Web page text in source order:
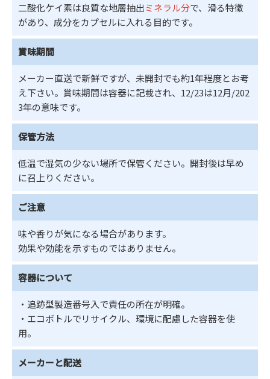
二酸化ケイ素は良質な地層抽出ミネラル分で、滑る特徴
があり、成分をカプセルに入れる目的です。
賞味期間
メーカー直送で新鮮ですが、未開封でも約1年程度とお考
え下さい。賞味期間は容器に記載され、12/23は12月/202
3年の意味です。
保管方法
低温で湿気の少ない場所で保管ください。開封後は早め
に召上りください。
ご注意
味や香りが気になる場合があります。
効果や効能を示すものではありません。
容器について
・追跡型製造番号入で責任の所在が明確。
・エコボトルでリサイクル、環境に配慮した容器を使
用。
メーカーと配送